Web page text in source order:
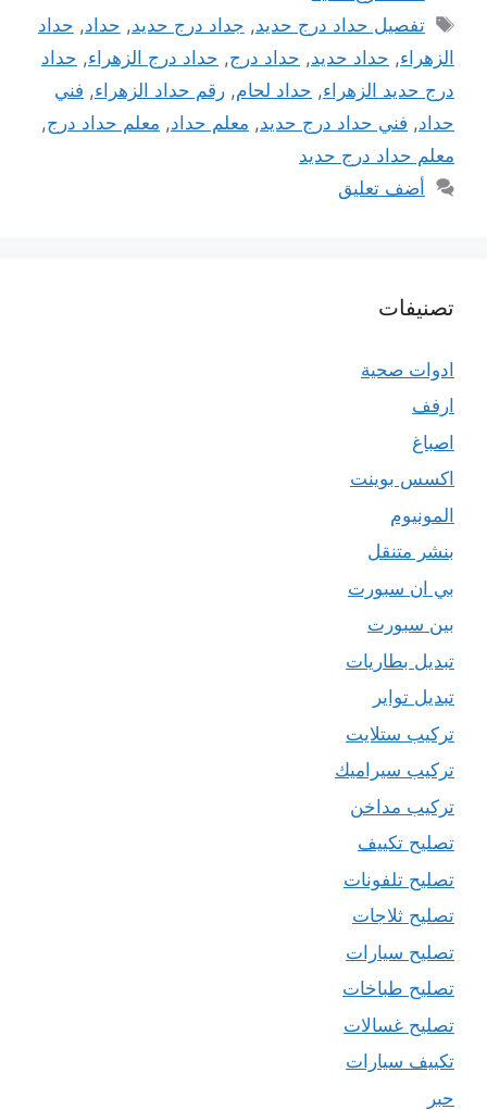
الوسوم
تفصيل حداد درج حديد, جداد درج حديد, حداد, حداد
الزهراء, حداد حديد, حداد درج, حداد درج الزهراء, حداد
درج حديد الزهراء, حداد لحام, رقم حداد الزهراء, فني
حداد, فني حداد درج حديد, معلم حداد, معلم حداد درج,
معلم حداد درج حديد
أضف تعليق
تصنيفات
ادوات صحية
ارفف
اصباغ
اكسس بوينت
المونيوم
بنشر متنقل
بي ان سبورت
بين سبورت
تبديل بطاريات
تبديل تواير
تركيب ستلايت
تركيب سيراميك
تركيب مداخن
تصليح تكييف
تصليح تلفونات
تصليح ثلاجات
تصليح سيارات
تصليح طباخات
تصليح غسالات
تكييف سيارات
حبر